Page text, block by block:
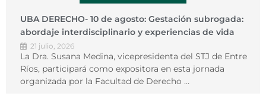
UBA DERECHO- 10 de agosto: Gestación subrogada:
abordaje interdisciplinario y experiencias de vida
21 julio, 2026
La Dra. Susana Medina, vicepresidenta del STJ de Entre
Ríos, participará como expositora en esta jornada
organizada por la Facultad de Derecho …